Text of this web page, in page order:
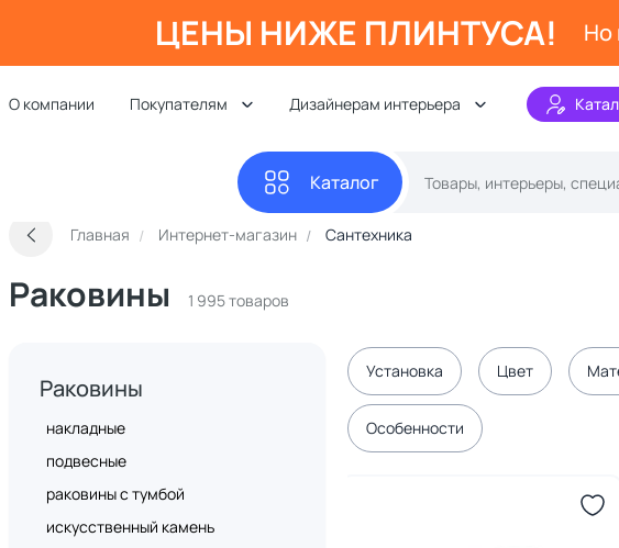
ЦЕНЫ НИЖЕ ПЛИНТУСА! Но
О компании Покупателям Дизайнерам интерьера
Каталог
Главная Интернет-магазин Сантехника
Раковины 1 995 товаров
Раковины
накладные
подвесные
раковины с тумбой
искусственный камень
Установка Цвет
Особенности